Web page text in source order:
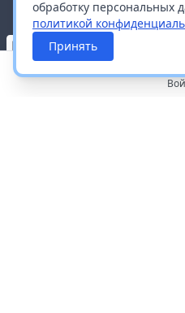
обработку персональных
политикой
Принять